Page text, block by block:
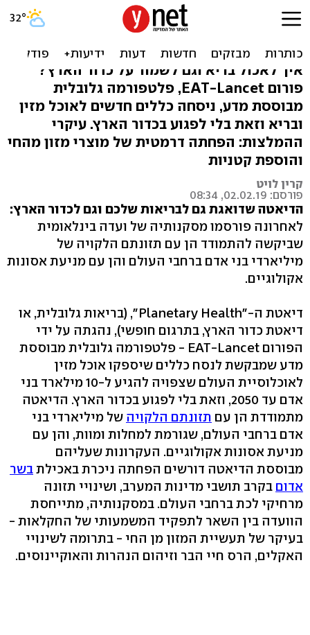
דיאטת כדור הארץ: התזונה
שעושה טוב לגוף ולסביבה
איך לאכול בריא וגם לשמור על כדור הארץ?
פורום EAT-Lancet, פלטפורמה גלובלית
מבוססת מדע, ניסחה כללים חדשים לאוכל מזין
ובריא וזאת בלי לפגוע בכדור הארץ. עיקרי
ההמלצות: הפחתה דרמטית של מוצרי מזון מהחי
והוספת קטניות
קרין לויט
פורסם: 02.02.19, 08:34
הדיאטה שדואגת גם לבריאות שלכם וגם לכדור הארץ:
לאחרונה פורסמו מסקנותיה של ועדה בינלאומית
שביקשה להתמודד הן עם תזונתם הלקויה של
מיליארדי בני אדם ברחבי העולם והן עם מניעת אסונות
אקולוגיים.
דיאטת ה-"Planetary Health", (בריאות גלובלית, או
דיאטת כדור הארץ, בתרגום חופשי), נהגתה על ידי
הפורום EAT-Lancet - פלטפורמה גלובלית מבוססת
מדע שמבקשת לנסח כללים שיספקו אוכל מזין
לאוכלוסיית העולם שצפויה להגיע ל-10 מילארד בני
אדם עד 2050, וזאת בלי לפגוע בכדור הארץ. הדיאטה
מתמודדת הן עם תזונתם הלקויה של מיליארדי בני
אדם ברחבי העולם, שגורמת למחלות ומוות, והן עם
מניעת אסונות אקולוגיים. העקרונות שעליהם
מבוססת הדיאטה דורשים הפחתה ניכרת באכילתבשר
אדום בקרב תושבי מדינות המערב, ושינויי תזונה
מרחיקי לכת ברחבי העולם. במסקנותיה, מתייחסת
הוועדה בין השאר לתפקיד המשמעותי של החקלאות -
בעיקר של תעשיית המזון מן החי - בתרומה לשינויי
האקלים, הרס חיי הבר וזיהום הנהרות והאוקיינוסים.